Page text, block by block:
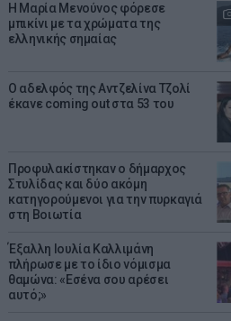
Η Μαρία Μενούνος φόρεσε
μπικίνι με τα χρώματα της
ελληνικής σημαίας
Ο αδελφός της Αντζελίνα Τζολί
έκανε coming out στα 53 του
Προφυλακίστηκαν ο δήμαρχος
Στυλίδας και δύο ακόμη
κατηγορούμενοι για την πυρκαγιά
στη Βοιωτία
Έξαλλη Ιουλία Καλλιμάνη
πλήρωσε με το ίδιο νόμισμα
θαμώνα: «Εσένα σου αρέσει
αυτό;»